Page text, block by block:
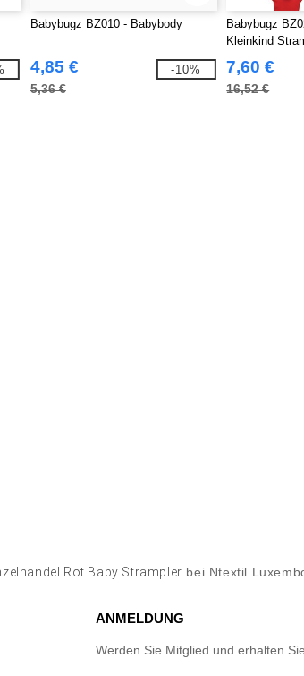
Babybugz BZ010 - Babybody
4,85 €
5,36 €
-10%
Babybugz
Kleinkind
7,60 €
16,52 €
Rot Baby Strampler bei Ntextil
ANMELDUNG
Werden Sie Mitglied und erhalten